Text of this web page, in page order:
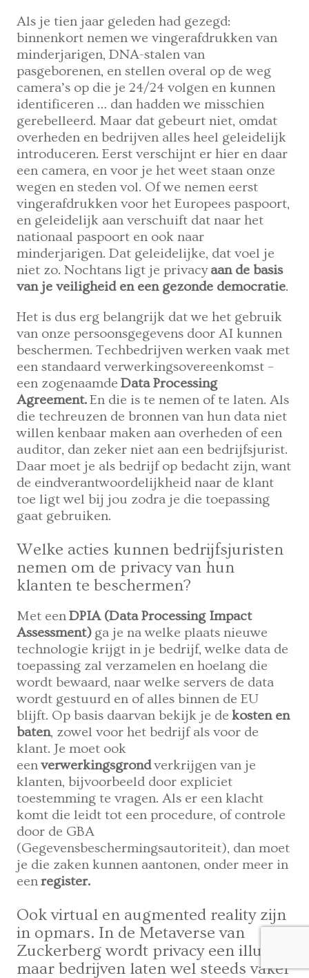
Als je tien jaar geleden had gezegd:
binnenkort nemen we vingerafdrukken van
minderjarigen, DNA-stalen van
pasgeborenen, en stellen overal op de weg
camera’s op die je 24/24 volgen en kunnen
identificeren … dan hadden we misschien
gerebelleerd. Maar dat gebeurt niet, omdat
overheden en bedrijven alles heel geleidelijk
introduceren. Eerst verschijnt er hier en daar
een camera, en voor je het weet staan onze
wegen en steden vol. Of we nemen eerst
vingerafdrukken voor het Europees paspoort,
en geleidelijk aan verschuift dat naar het
nationaal paspoort en ook naar
minderjarigen. Dat geleidelijke, dat voel je
niet zo. Nochtans ligt je privacyaan de basis
van je veiligheid en een gezonde democratie.
Het is dus erg belangrijk dat we het gebruik
van onze persoonsgegevens door AI kunnen
beschermen. Techbedrijven werken vaak met
een standaard verwerkingsovereenkomst –
een zogenaamdeData Processing
Agreement.En die is te nemen of te laten. Als
die techreuzen de bronnen van hun data niet
willen kenbaar maken aan overheden of een
auditor, dan zeker niet aan een bedrijfsjurist.
Daar moet je als bedrijf op bedacht zijn, want
de eindverantwoordelijkheid naar de klant
toe ligt wel bij jou zodra je die toepassing
gaat gebruiken.
Welke acties kunnen bedrijfsjuristen
nemen om de privacy van hun
klanten te beschermen?
Met eenDPIA (Data Processing Impact
Assessment) ga je na welke plaats nieuwe
technologie krijgt in je bedrijf, welke data de
toepassing zal verzamelen en hoelang die
wordt bewaard, naar welke servers de data
wordt gestuurd en of alles binnen de EU
blijft. Op basis daarvan bekijk je dekosten en
baten, zowel voor het bedrijf als voor de
klant. Je moet ook
eenverwerkingsgrondverkrijgen van je
klanten, bijvoorbeeld door expliciet
toestemming te vragen. Als er een klacht
komt die leidt tot een procedure, of controle
door de GBA
(Gegevensbeschermingsautoriteit), dan moet
je die zaken kunnen aantonen, onder meer in
eenregister.
Ook virtual en augmented reality zijn
in opmars. In de Metaverse van
Zuckerberg wordt privacy een illusie,
maar bedrijven laten wel steeds vaker